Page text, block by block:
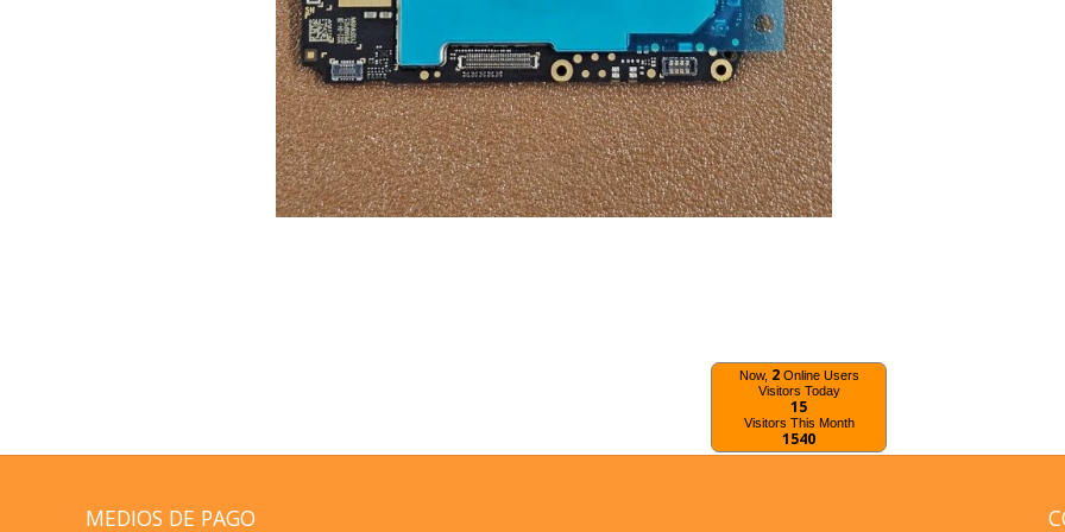
Now, 2Online Users
Visitors Today
15
Visitors This Month
1540
MEDIOS DE PAGO